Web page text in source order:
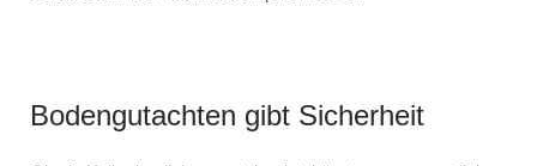
Bodengutachten gibt Sicherheit